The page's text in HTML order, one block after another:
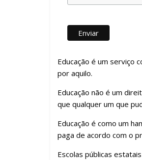
Educação é um serviço
por aquilo.
Educação não é um
que qualquer um que
Educação é como um
paga de acordo com o
Escolas públicas